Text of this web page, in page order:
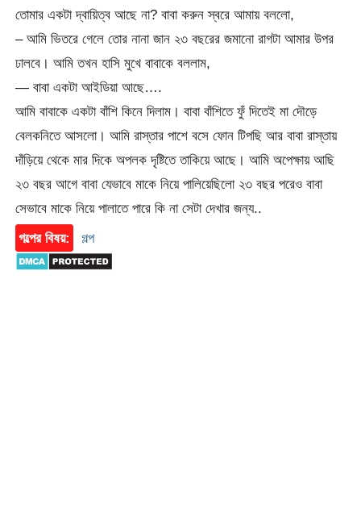
তোমার একটা দ্বায়িত্ব আছে না? বাবা করুন স্বরে আমায় বললো,
– আমি ভিতরে গেলে তোর নানা জান ২৩ বছরের জমানো রাগটা আমার উপর
ঢালবে। আমি তখন হাসি মুখে বাবাকে বললাম,
— বাবা একটা আইডিয়া আছে….
আমি বাবাকে একটা বাঁশি কিনে দিলাম। বাবা বাঁশিতে ফুঁ দিতেই মা দৌড়ে
বেলকনিতে আসলো। আমি রাস্তার পাশে বসে ফোন টিপছি আর বাবা রাস্তায়
দাঁড়িয়ে থেকে মার দিকে অপলক দৃষ্টিতে তাকিয়ে আছে। আমি অপেক্ষায় আছি
২৩ বছর আগে বাবা যেভাবে মাকে নিয়ে পালিয়েছিলো ২৩ বছর পরেও বাবা
সেভাবে মাকে নিয়ে পালাতে পারে কি না সেটা দেখার জন্য..
গল্পের বিষয়:
গল্প